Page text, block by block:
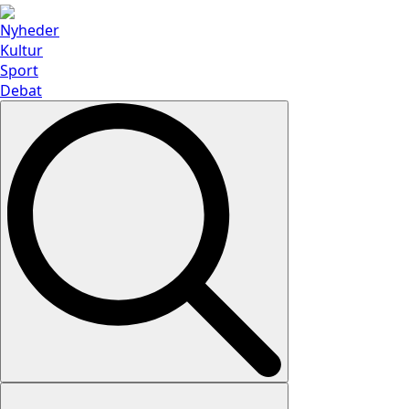
Nyheder
Kultur
Sport
Debat
Search